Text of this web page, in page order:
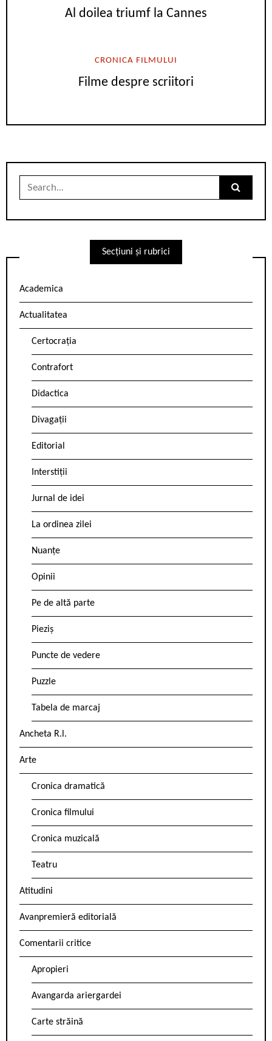
Al doilea triumf la Cannes
CRONICA FILMULUI
Filme despre scriitori
Search
Secțiuni și rubrici
Academica
Actualitatea
Certocrația
Contrafort
Didactica
Divagații
Editorial
Interstiții
Jurnal de idei
La ordinea zilei
Nuanțe
Opinii
Pe de altă parte
Pieziș
Puncte de vedere
Puzzle
Tabela de marcaj
Ancheta R.l.
Arte
Cronica dramatică
Cronica filmului
Cronica muzicală
Teatru
Atitudini
Avanpremieră editorială
Comentarii critice
Apropieri
Avangarda ariergardei
Carte străină